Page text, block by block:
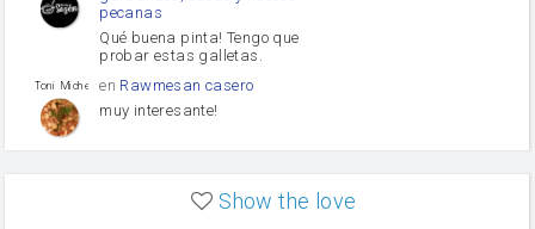
pecanas
Qué buena pinta! Tengo que
probar estas galletas.
Toni Michel Caubet
en Rawmesan casero
muy interesante!
enLasaña casera fácil y
Show the love